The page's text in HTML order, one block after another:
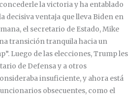
la victoria y ha entablado
decisiva ventaja que lleva Biden en
el secretario de Estado, Mike
transición tranquila hacia un
Luego de las elecciones, Trump les
de Defensa y a otros
insuficiente, y ahora está
obsecuentes, como el